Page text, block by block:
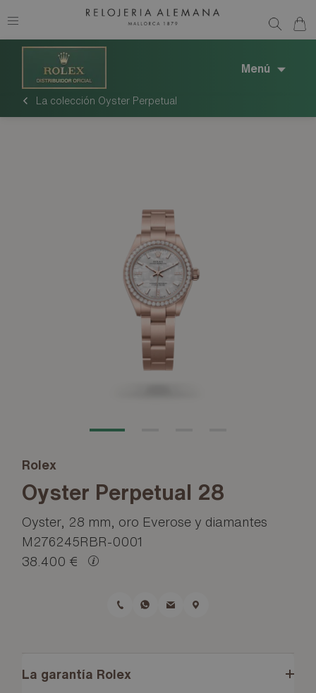
Menú
La colección Oyster Perpetual
Rolex
Oyster Perpetual 28
Oyster, 28 mm, oro Everose y diamantes
M276245RBR-0001
38.400 €
La garantía Rolex